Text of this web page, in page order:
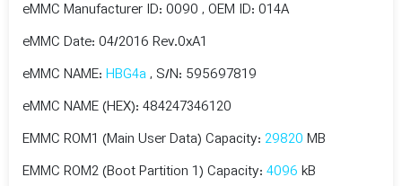
eMMC Manufacturer ID: 0090 , OEM ID: 014A
eMMC Date: 04/2016 Rev.0xA1
eMMC NAME: HBG4a , S/N: 595697819
eMMC NAME (HEX): 484247346120
EMMC ROM1 (Main User Data) Capacity: 29820 MB
EMMC ROM2 (Boot Partition 1) Capacity: 4096 kB